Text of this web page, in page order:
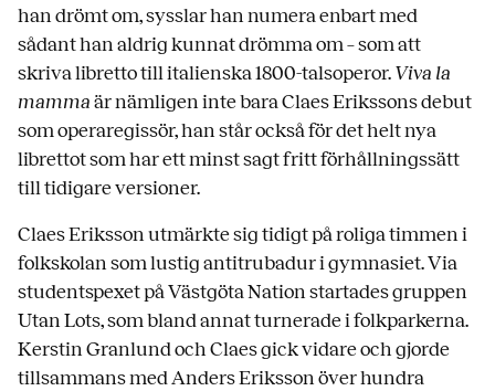
han drömt om, sysslar han numera enbart med
sådant han aldrig kunnat drömma om – som att
skriva libretto till italienska 1800-talsoperor. Viva la
mamma är nämligen inte bara Claes Erikssons debut
som operaregissör, han står också för det helt nya
librettot som har ett minst sagt fritt förhållningssätt
till tidigare versioner.
Claes Eriksson utmärkte sig tidigt på roliga timmen i
folkskolan som lustig antitrubadur i gymnasiet. Via
studentspexet på Västgöta Nation startades gruppen
Utan Lots, som bland annat turnerade i folkparkerna.
Kerstin Granlund och Claes gick vidare och gjorde
tillsammans med Anders Eriksson över hundra